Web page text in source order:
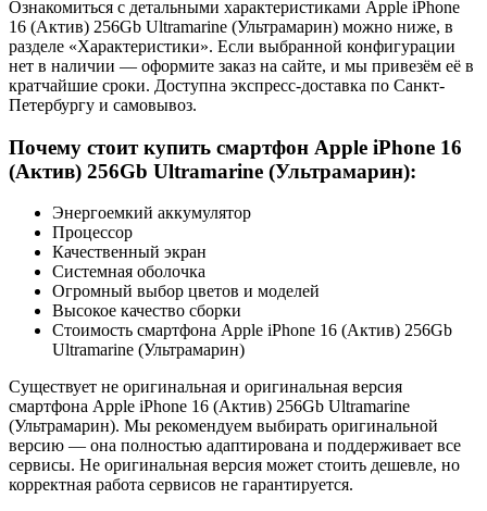
Ознакомиться с детальными характеристиками Apple iPhone
16 (Актив) 256Gb Ultramarine (Ультрамарин) можно ниже, в
разделе «Характеристики». Если выбранной конфигурации
нет в наличии — оформите заказ на сайте, и мы привезём её в
кратчайшие сроки. Доступна экспресс-доставка по Санкт-
Петербургу и самовывоз.
Почему стоит купить смартфон Apple iPhone 16
(Актив) 256Gb Ultramarine (Ультрамарин):
Энергоемкий аккумулятор
Процессор
Качественный экран
Системная оболочка
Огромный выбор цветов и моделей
Высокое качество сборки
Стоимость смартфона Apple iPhone 16 (Актив) 256Gb
Ultramarine (Ультрамарин)
Существует не оригинальная и оригинальная версия
смартфона Apple iPhone 16 (Актив) 256Gb Ultramarine
(Ультрамарин). Мы рекомендуем выбирать оригинальной
версию — она полностью адаптирована и поддерживает все
сервисы. Не оригинальная версия может стоить дешевле, но
корректная работа сервисов не гарантируется.